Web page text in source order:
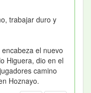
trabajar duro y
el nuevo
Higuera, dio en el
camino
Hoznayo.